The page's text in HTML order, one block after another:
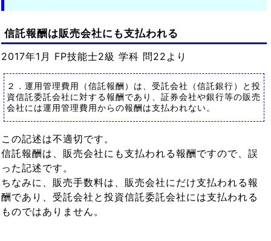
信託報酬は販売会社にも支払われる
2017年1月 FP技能士2級 学科 問22より
２．運用管理費用（信託報酬）は、受託会社（信託銀行）と投
資信託委託会社に対する報酬であり、証券会社や銀行等の販売
会社には運用管理費用からの報酬は支払われない。
この記述は不適切です。
信託報酬は、販売会社にも支払われる報酬ですので、誤
った記述です。
ちなみに、販売手数料は、販売会社にだけ支払われる報
酬であり、受託会社と投資信託委託会社には支払われる
ものではありません。